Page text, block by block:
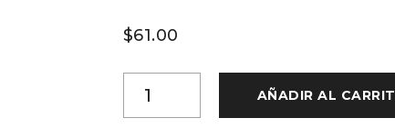
$61.00
AÑADIR AL